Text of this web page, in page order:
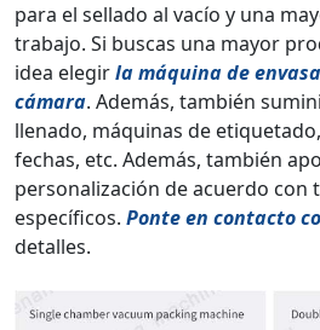
para el sellado al vacío y una
trabajo. Si buscas una mayor
idea elegirla máquina de
cámara. Además, también
llenado, máquinas de
fechas, etc. Además, también
personalización de acuerdo con
específicos. Ponte en contacto
detalles.